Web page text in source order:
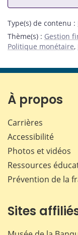
Type(s) de contenu :
Thème(s) : Gestion
Politique monétaire,
À propos
Carrières
Accessibilité
Photos et vidéos
Ressources
Prévention de la
Sites